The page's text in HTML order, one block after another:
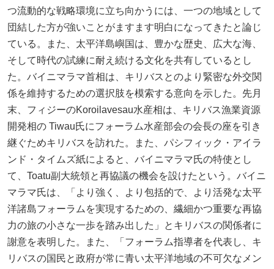
つ流動的な戦略環境に立ち向かうには、一つの地域として
団結した方が強いことがますます明白になってきたと論じ
ている。また、太平洋島嶼国は、豊かな歴史、広大な海、
そして時代の試練に耐え続ける文化を共有しているとし
た。バイニマラマ首相は、キリバスとのより緊密な外交関
係を維持するための選択肢を模索する意向を示した。先月
末、フィジーのKoroilavesau水産相は、キリバス漁業資源
開発相の Tiwau氏にフォーラム水産部会の会長の座を引き
継ぐためキリバスを訪れた。また、パシフィック・アイラ
ンド・タイムズ紙によると、バイニマラマ氏の特使とし
て、Toatu副大統領と再協議の機会を設けたという。バイニ
マラマ氏は、「より強く、より包括的で、より活発な太平
洋諸島フォーラムを実現するための、繊細かつ重要な再協
力の旅の小さな一歩を踏み出した」とキリバスの関係者に
謝意を表明した。また、「フォーラム指導者を代表し、キ
リバスの国民と政府が常に青い太平洋地域の不可欠なメン